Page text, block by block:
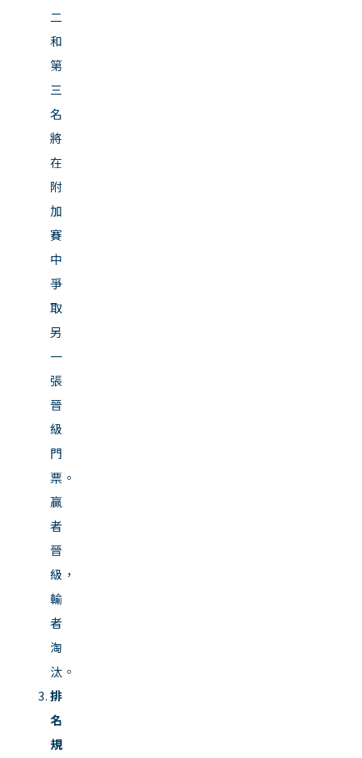
二
和
第
三
名
將
在
附
加
賽
中
爭
取
另
一
張
晉
級
門
票。
贏
者
晉
級，
輸
者
淘
汰。
排
名
規